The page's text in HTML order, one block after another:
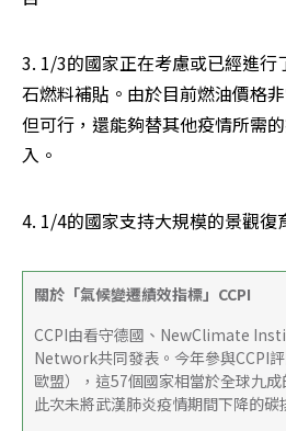
3. 1/3的國家正在考慮或已經進行
石燃料補貼。由於目前燃油價格
但可行，還能夠替其他疫情所需
入。
4. 1/4的國家支持大規模的景觀復
關於「氣候變遷績效指標」CCPI
CCPI由看守德國、NewClimate
Network共同發表。今年參與CCPI
歐盟），這57個國家相當於全球九
此次未將武漢肺炎疫情期間下降的碳